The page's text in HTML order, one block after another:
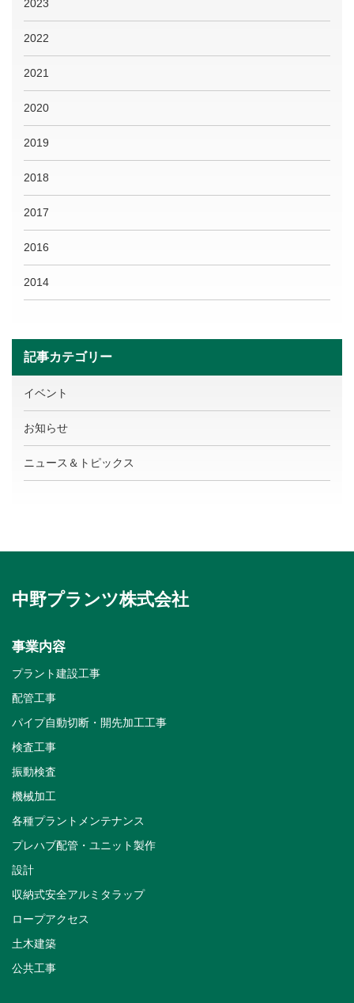
2023
2022
2021
2020
2019
2018
2017
2016
2014
記事カテゴリー
イベント
お知らせ
ニュース＆トピックス
中野プランツ株式会社
事業内容
プラント建設工事
配管工事
パイプ自動切断・開先加工工事
検査工事
振動検査
機械加工
各種プラントメンテナンス
プレハブ配管・ユニット製作
設計
収納式安全アルミタラップ
ロープアクセス
土木建築
公共工事